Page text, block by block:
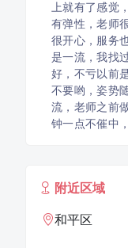
上就有了感觉
有弹性，老师
很开心，服务
是一流，我找
好，不亏以前
不要哟，姿势
流，老师之前
附近区域
和平区